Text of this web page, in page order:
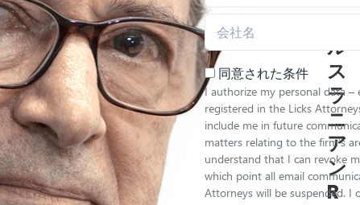
ア
ル
ス
ラ
ニ
ア
ン
R
同意された条件
I authorize my personal data –
registered in the Licks
include me in future
matters relating to the firm’s
understand that I can revoke
which point all email
Attorneys will be suspended. I